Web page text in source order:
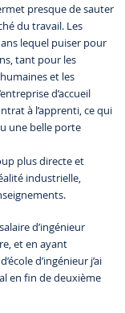
presque de sauter
du travail. Les
lequel puiser pour
tant pour les
et les
d’accueil
à l’apprenti, ce qui
une belle porte
plus directe et
industrielle,
d’ingénieur
et en ayant
d’ingénieur j’ai
en fin de deuxième